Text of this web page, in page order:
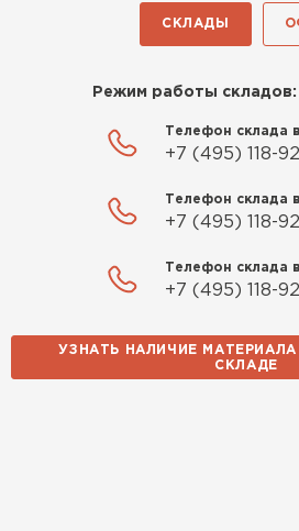
СКЛАДЫ
Режим работы
Телефон склада
+7 (495) 118-
Телефон склада
+7 (495) 118-
Телефон склада
+7 (495) 118-
УЗНАТЬ НАЛИЧИЕ
СКЛАДЕ